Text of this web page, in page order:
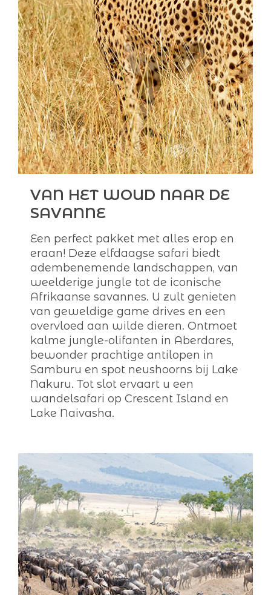
VAN HET WOUD NAAR DE
SAVANNE
Een perfect pakket met alles erop en
eraan! Deze elfdaagse safari biedt
adembenemende landschappen, van
weelderige jungle tot de iconische
Afrikaanse savannes. U zult genieten
van geweldige game drives en een
overvloed aan wilde dieren. Ontmoet
kalme jungle-olifanten in Aberdares,
bewonder prachtige antilopen in
Samburu en spot neushoorns bij Lake
Nakuru. Tot slot ervaart u een
wandelsafari op Crescent Island en
Lake Naivasha.